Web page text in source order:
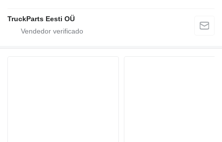
TruckParts Eesti OÜ